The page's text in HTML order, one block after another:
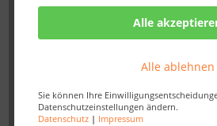
Alle
Alle ablehnen
Sie können Ihre
Datenschutzeinstellungen ändern.
Datenschutz| Impressum